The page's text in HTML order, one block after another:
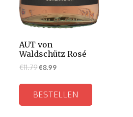
AUT von
Waldschütz Rosé
€11.79€8.99
BESTELLEN